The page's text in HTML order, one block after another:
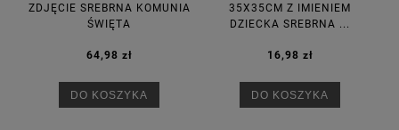
ZDJĘCIE SREBRNA KOMUNIA
ŚWIĘTA
64,98 zł
DO KOSZYKA
35X35CM Z IMIENIEM
DZIECKA SREBRNA ...
16,98 zł
DO KOSZYKA